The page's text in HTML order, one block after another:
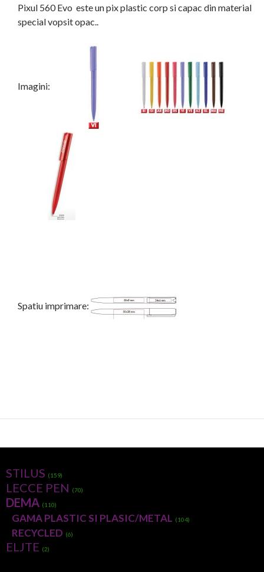
Pixul 560 Evo este un pix plastic corp si capac din material
special vopsit opac..
Imagini:
Spatiu imprimare:
STILUS (159)
LECCE PEN (70)
DEMA (110)
GAMA PLASTIC SI PLASIC/METAL (104)
RECYCLED (6)
ELJTE (2)